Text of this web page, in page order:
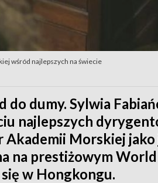
wśród najlepszych na świecie
do dumy. Sylwia
najlepszych
Akademii Morskiej
na prestiżowym
w Hongkongu.